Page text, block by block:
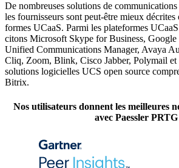
De nombreuses solutions de
les fournisseurs sont peut-être mieux décrites
formes UCaaS. Parmi les plateformes
citons Microsoft Skype for Business,
Unified Communications Manager, Avaya
Cliq, Zoom, Blink, Cisco Jabber, Polymail
solutions logicielles UCS open source
Bitrix.
Nos utilisateurs donnent les meilleures
avec Paessler PRTG